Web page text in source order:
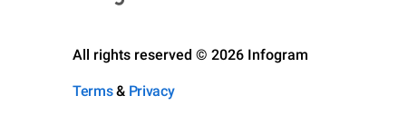
All rights reserved © 2026 Infogram
Terms& Privacy